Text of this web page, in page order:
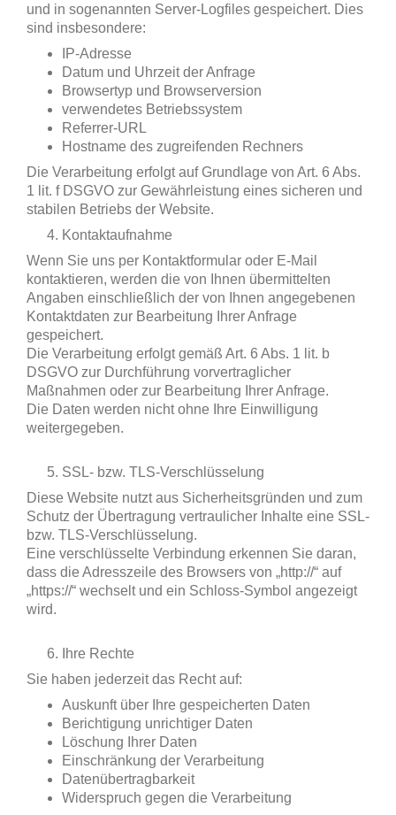
und in sogenannten Server-Logfiles gespeichert. Dies
sind insbesondere:
IP-Adresse
Datum und Uhrzeit der Anfrage
Browsertyp und Browserversion
verwendetes Betriebssystem
Referrer-URL
Hostname des zugreifenden Rechners
Die Verarbeitung erfolgt auf Grundlage von Art. 6 Abs.
1 lit. f DSGVO zur Gewährleistung eines sicheren und
stabilen Betriebs der Website.
Kontaktaufnahme
Wenn Sie uns per Kontaktformular oder E-Mail
kontaktieren, werden die von Ihnen übermittelten
Angaben einschließlich der von Ihnen angegebenen
Kontaktdaten zur Bearbeitung Ihrer Anfrage
gespeichert.
Die Verarbeitung erfolgt gemäß Art. 6 Abs. 1 lit. b
DSGVO zur Durchführung vorvertraglicher
Maßnahmen oder zur Bearbeitung Ihrer Anfrage.
Die Daten werden nicht ohne Ihre Einwilligung
weitergegeben.
SSL- bzw. TLS-Verschlüsselung
Diese Website nutzt aus Sicherheitsgründen und zum
Schutz der Übertragung vertraulicher Inhalte eine SSL-
bzw. TLS-Verschlüsselung.
Eine verschlüsselte Verbindung erkennen Sie daran,
dass die Adresszeile des Browsers von „http://“ auf
„https://“ wechselt und ein Schloss-Symbol angezeigt
wird.
Ihre Rechte
Sie haben jederzeit das Recht auf:
Auskunft über Ihre gespeicherten Daten
Berichtigung unrichtiger Daten
Löschung Ihrer Daten
Einschränkung der Verarbeitung
Datenübertragbarkeit
Widerspruch gegen die Verarbeitung